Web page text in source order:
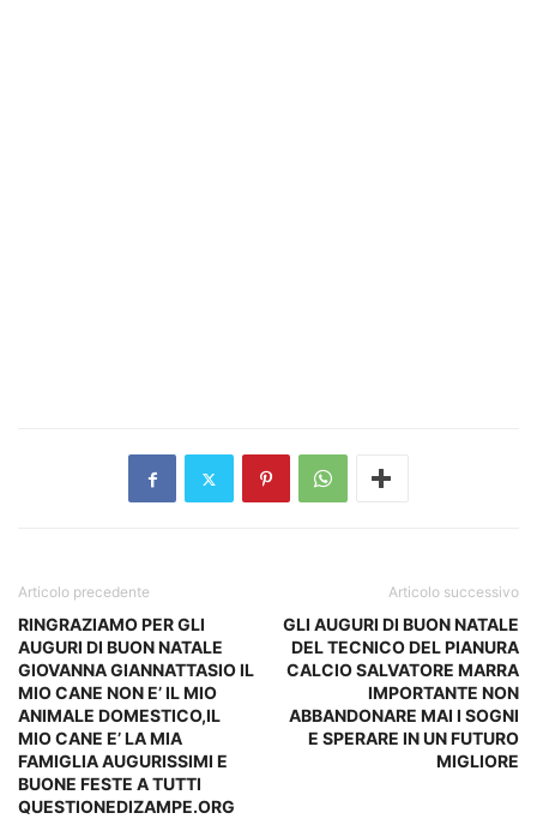
Articolo precedente
RINGRAZIAMO PER GLI
AUGURI DI BUON NATALE
GIOVANNA GIANNATTASIO IL
MIO CANE NON E’ IL MIO
ANIMALE DOMESTICO,IL
MIO CANE E’ LA MIA
FAMIGLIA AUGURISSIMI E
BUONE FESTE A TUTTI
QUESTIONEDIZAMPE.ORG
Articolo successivo
GLI AUGURI DI BUON NATALE
DEL TECNICO DEL PIANURA
CALCIO SALVATORE MARRA
IMPORTANTE NON
ABBANDONARE MAI I SOGNI
E SPERARE IN UN FUTURO
MIGLIORE